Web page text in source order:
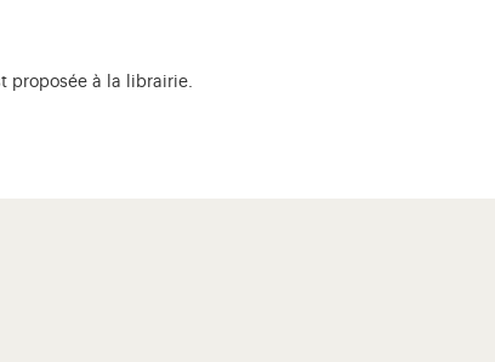
proposée à la librairie.